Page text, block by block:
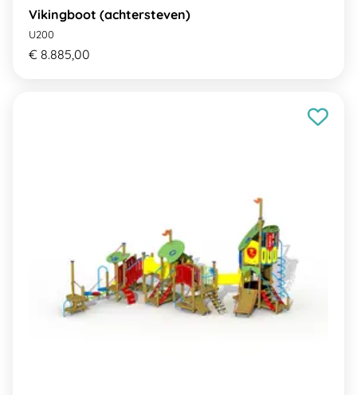
Vikingboot (achtersteven)
U200
€ 8.885,00